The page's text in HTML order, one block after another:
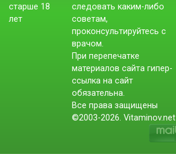
следовать каким-либо
советам,
проконсультируйтесь с
врачом.
При перепечатке
материалов сайта гипер-
ссылка на сайт
обязательна.
Все права защищены
©2003-2026. Vitaminov.net